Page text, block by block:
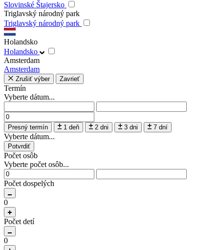
Slovinské Štajersko
Triglavský národný park
Triglavský národný park
Holandsko
Holandsko
Amsterdam
Amsterdam
Zrušiť výber Zavrieť
Termín
Vyberte dátum...
Presný termín 1 deň 2 dni 3 dni 7 dní
Vyberte dátum...
Potvrdiť
Počet osôb
Vyberte počet osôb...
Počet dospelých
0
Počet detí
0